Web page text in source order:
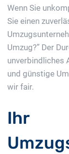
Wenn Sie
Sie einen
Umzug?” Der
unverbindliches
und günstige
wir fair.
Ihr